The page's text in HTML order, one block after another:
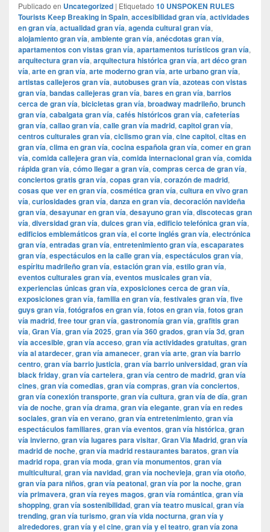
Publicado en Uncategorized | Etiquetado 10 UNSPOKEN RULES
Tourists Keep Breaking in Spain, accesibilidad gran vía, actividades
en gran vía, actualidad gran vía, agenda cultural gran vía,
alojamiento gran vía, ambiente gran vía, anécdotas gran vía,
apartamentos con vistas gran vía, apartamentos turísticos gran vía,
arquitectura gran vía, arquitectura histórica gran vía, art déco gran
vía, arte en gran vía, arte moderno gran vía, arte urbano gran vía,
artistas callejeros gran vía, autobuses gran vía, azoteas con vistas
gran vía, bandas callejeras gran vía, bares en gran vía, barrios
cerca de gran vía, bicicletas gran vía, broadway madrileño, brunch
gran vía, cabalgata gran vía, cafés históricos gran vía, cafeterías
gran vía, callao gran vía, calle gran vía madrid, capitol gran vía,
centros culturales gran vía, ciclismo gran vía, cine capitol, citas en
gran vía, clima en gran vía, cocina española gran vía, comer en gran
vía, comida callejera gran vía, comida internacional gran vía, comida
rápida gran vía, cómo llegar a gran vía, compras cerca de gran vía,
conciertos gratis gran vía, copas gran vía, corazón de madrid,
cosas que ver en gran vía, cosmética gran vía, cultura en vivo gran
vía, curiosidades gran vía, danza en gran vía, decoración navideña
gran vía, desayunar en gran vía, desayuno gran vía, discotecas gran
vía, diversidad gran vía, dulces gran vía, edificio telefónica gran vía,
edificios emblemáticos gran vía, el corte inglés gran vía, electrónica
gran vía, entradas gran vía, entretenimiento gran vía, escaparates
gran vía, espectáculos en la calle gran vía, espectáculos gran vía,
espíritu madrileño gran vía, estación gran vía, estilo gran vía,
eventos culturales gran vía, eventos musicales gran vía,
experiencias únicas gran vía, exposiciones cerca de gran vía,
exposiciones gran vía, familia en gran vía, festivales gran vía, five
guys gran vía, fotógrafos en gran vía, fotos en gran vía, fotos gran
vía madrid, free tour gran vía, gastronomía gran vía, grafitis gran
vía, Gran Vía, gran vía 2025, gran vía 360 grados, gran vía 3d, gran
vía accesible, gran vía acceso, gran vía actividades gratuitas, gran
vía al atardecer, gran vía amanecer, gran vía arte, gran vía barrio
centro, gran vía barrio justicia, gran vía barrio universidad, gran vía
black friday, gran vía cartelera, gran vía centro de madrid, gran vía
cines, gran vía comedias, gran vía compras, gran vía conciertos,
gran vía conexión transporte, gran vía cultura, gran vía de día, gran
vía de noche, gran vía drama, gran vía elegante, gran vía en redes
sociales, gran vía en verano, gran vía entretenimiento, gran vía
espectáculos familiares, gran vía eventos, gran vía histórica, gran
vía invierno, gran vía lugares para visitar, ​​Gran Via Madrid, gran vía
madrid de noche, gran vía madrid restaurantes baratos, gran vía
madrid ropa, gran vía moda, gran vía monumentos, gran vía
multicultural, gran vía navidad, gran vía nochevieja, gran vía otoño,
gran vía para niños, gran vía peatonal, gran vía por la noche, gran
vía primavera, gran vía reyes magos, gran vía romántica, gran vía
shopping, gran vía sostenibilidad, gran vía teatro musical, gran vía
trending, gran vía turismo, gran vía vida nocturna, gran vía y
alrededores, gran vía y el cine, gran vía y el teatro, gran vía zona